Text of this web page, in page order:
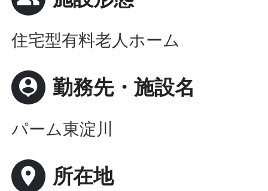
住宅型有料老人ホーム
person_pin 勤務先・施設名
パーム東淀川
place 所在地